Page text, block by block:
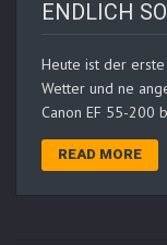
ENDLICH
Heute ist der
Wetter und ne
Canon EF 55-200
READ MORE